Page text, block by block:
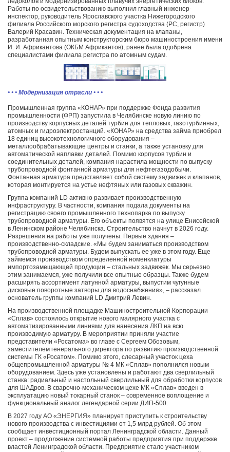
Работы по освидетельствованию выполнил главный инженер-
инспектор, руководитель Ярославского участка Нижегородского
филиала Российского морского регистра судоходства (РС, регистр)
Валерий Красавин. Техническая документация на клапаны,
разработанная опытным конструкторским бюро машиностроения имени
И. И. Африкантова (ОКБМ Африкантов), ранее была одобрена
специалистами филиала регистра по атомным судам.
• • • Модернизация отрасли • • •
Промышленная группа «КОНАР» при поддержке Фонда развития
промышленности (ФРП) запустила в Челябинске новую линию по
производству корпусных деталей турбин для тепловых, газотурбинных,
атомных и гидроэлектростанций. «КОНАР» на средства займа приобрел
18 единиц высокотехнологичного оборудования –
металлообрабатывающие центры и станки, а также установку для
автоматической наплавки деталей. Помимо корпусов турбин и
соединительных деталей, компания нарастила мощности по выпуску
трубопроводной фонтанной арматуры для нефтегазодобычи.
Фонтанная арматура представляет собой систему задвижек и клапанов,
которая монтируется на устье нефтяных или газовых скважин.
Группа компаний LD активно развивает производственную
инфраструктуру. В частности, компания подала документы на
регистрацию своего промышленного технопарка по выпуску
трубопроводной арматуры. Его объекты появятся на улице Енисейской
в Ленинском районе Челябинска. Строительство начнут в 2026 году.
Разрешения на работы уже получены. Первые здания –
производственно-складские. «Мы будем заниматься производством
трубопроводной арматуры. Будем выпускать ее уже в этом году. Еще
займемся производством определенной номенклатуры
импортозамещающей продукции – стальных задвижек. Мы серьезно
этим занимаемся, уже получили все опытные образцы. Также будем
расширять ассортимент латунной арматуры, выпустим чугунные
дисковые поворотные затворы для водоснабжения», – рассказал
основатель группы компаний LD Дмитрий Левин.
На производственной площадке Машиностроительной Корпорации
«Сплав» состоялось открытие нового малярного участка с
автоматизированными линиями для нанесения ЛКП на всю
производимую арматуру. В мероприятии приняли участие
представители «Росатома» во главе с Сергеем Обозовым,
заместителем генерального директора по развитию производственной
системы ГК «Росатом». Помимо этого, слесарный участок цеха
общепромышленной арматуры № 4 МК «Сплав» пополнился новым
оборудованием. Здесь уже установлены и работают два сверлильный
станка: радиальный и настольный сверлильный для обработки корпусов
для ШАДров. В сварочно-механическом цехе МК «Сплав» введен в
эксплуатацию новый токарный станок – современное воплощение и
функциональный аналог легендарной серии ДИП-500.
В 2027 году АО «ЭНЕРГИЯ» планирует приступить к строительству
нового производства с инвестициями от 1,5 млрд рублей. Об этом
сообщает инвестиционный портал Ленинградской области. Данный
проект – продолжение системной работы предприятия при поддержке
властей Ленинградской области. Предприятие стало участником